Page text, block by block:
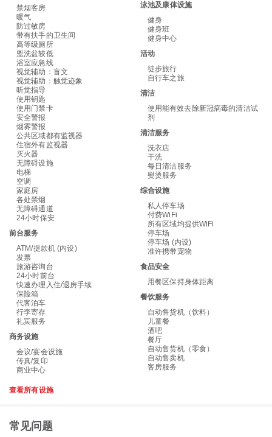
禁烟客房
暖气
防过敏房
带有扶手的卫生间
高等级厕所
盥洗盆较低
浴室应急线
视觉辅助：盲文
视觉辅助：触觉迹象
听觉指导
使用钥匙
使用门禁卡
安全警报
烟雾警报
公共区域都有监视器
住宿外有监视器
灭火器
无障碍设施
电梯
空调
家庭房
各处禁烟
无障碍通道
24小时保安
前台服务
ATM/提款机 (内设)
发票
旅游咨询台
24小时前台
快速办理入住/退房手续
保险箱
代客泊车
行李寄存
礼宾服务
商务设施
会议/宴会设施
传真/复印
商业中心
泳池及康体设施
健身
健身班
健身中心
活动
徒步旅行
自行车之旅
清洁
使用能有效去除新冠病毒的清洁试
剂
清洁服务
洗衣店
干洗
每日清洁服务
熨烫服务
综合设施
私人停车场
付费WiFi
所有区域均提供WiFi
停车场
停车场 (内设)
准许携带宠物
食品安全
用餐区保持身体距离
餐饮服务
自动售货机（饮料）
儿童餐
酒吧
餐厅
自动售货机（零食）
自动售卖机
客房服务
查看所有设施
常见问题